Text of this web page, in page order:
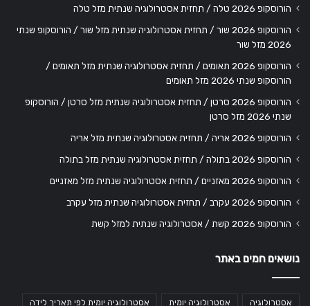
הורוסקופ 2026 טלה / תחזית אסטרולוגיה שנתית מזל טלה
הורוסקופ 2026 שור / תחזית אסטרולוגיה שנתית מזל שור / הורוסקופ שנתי
2026 מזל שור
הורוסקופ 2026 תאומים / תחזית אסטרולוגיה שנתית מזל תאומים /
הורוסקופ שנתי 2026 מזל תאומים
הורוסקופ 2026 סרטן / תחזית אסטרולוגיה שנתית מזל סרטן / הורוסקופ
שנתי 2026 מזל סרטן
הורוסקופ 2026 אריה / תחזית אסטרולוגיה שנתית מזל אריה
הורוסקופ 2026 בתולה / תחזית אסטרולוגיה שנתית מזל בתולה
הורוסקופ 2026 מאזניים / תחזית אסטרולוגיה שנתית מזל מאזניים
הורוסקופ 2026 עקרב / תחזית אסטרולוגיה שנתית מזל עקרב
הורוסקופ 2026 קשת / אסטרולוגיה שנתית למזל קשת
נושאים חמים באתר
אסטרולוגיה אסטרולוגיה יומית אסטרולוגיה יומית לפי תאריך לידה